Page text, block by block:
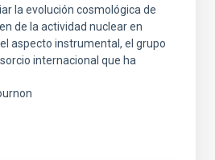
la evolución cosmológica de
de la actividad nuclear en
aspecto instrumental, el grupo
internacional que ha